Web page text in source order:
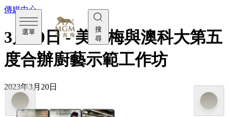
選單
搜
尋
傳媒中心
3月20日 - 美高梅與澳科大第五
度合辦廚藝示範工作坊
2023年3月20日